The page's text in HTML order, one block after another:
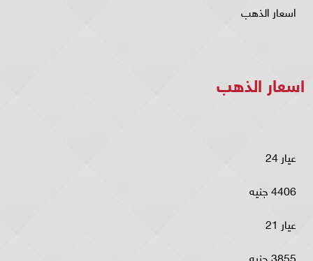
اسعار الذهب
اسعار الذهب
عيار 24
4406 جنيه
عيار 21
3855 جنيه